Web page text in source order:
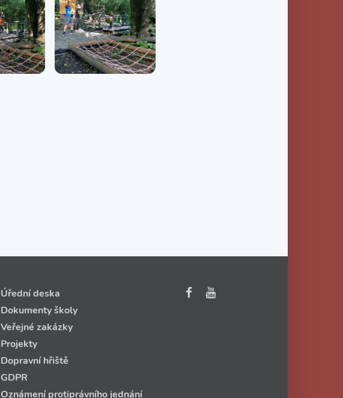
Úřední deska
Dokumenty školy
Veřejné zakázky
Projekty
Dopravní hřiště
GDPR
Oznámení protiprávního jednání